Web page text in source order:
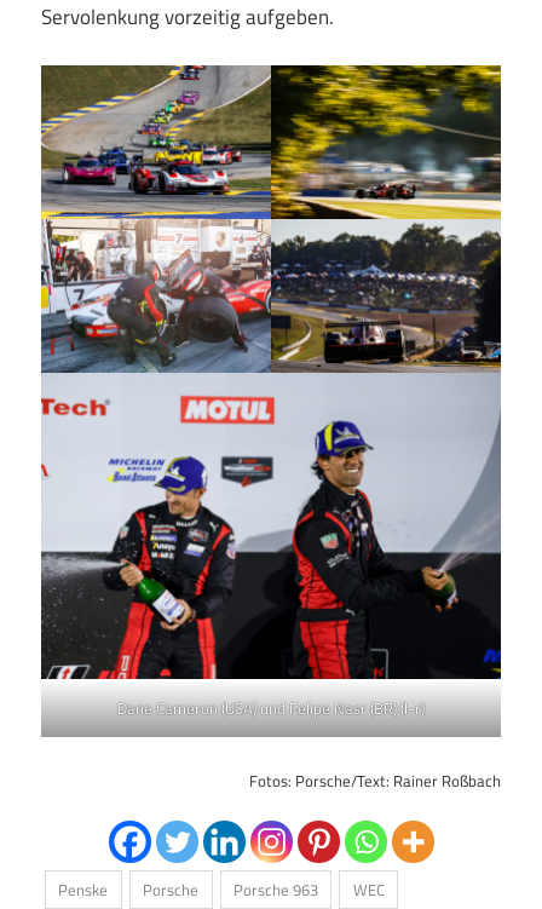
Servolenkung vorzeitig aufgeben.
Dane Cameron (USA) und Felipe Nasr (BR) (l-r)
Fotos: Porsche/Text: Rainer Roßbach
Penske Porsche Porsche 963 WEC